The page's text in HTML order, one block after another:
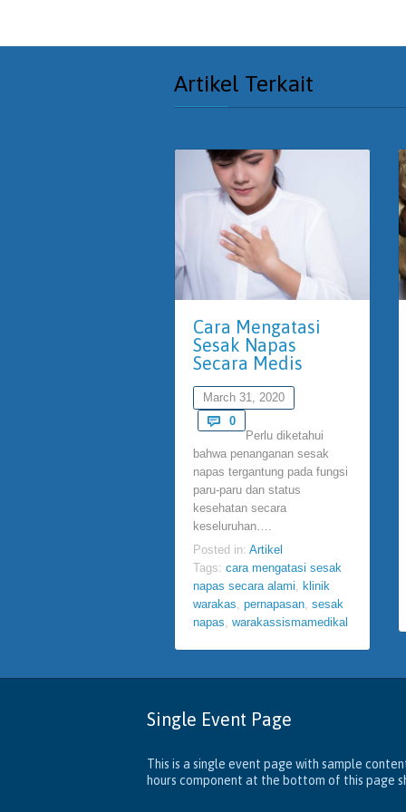
Artikel Terkait
Cara Mengatasi
Sesak Napas
Secara Medis
March 31, 2020

0Comments
Perlu diketahui
bahwa penanganan sesak
napas tergantung pada fungsi
paru-paru dan status
kesehatan secara
keseluruhan….
Posted in: Artikel
Tags: cara mengatasi sesak
napas secara alami, klinik
warakas, pernapasan, sesak
napas, warakassismamedikal
Single Event Page
This is a single event page with sample
hours component at the bottom of this page